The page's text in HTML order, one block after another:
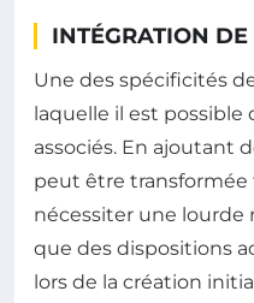
INTÉGRATION
Une des spécificités
laquelle il est possible
associés. En ajoutant
peut être transformée
nécessiter une lourde
que des dispositions
lors de la création